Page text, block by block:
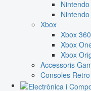
Xbox
Xbox 360
Xbox
Xbox
Accessoris
Consoles Retro